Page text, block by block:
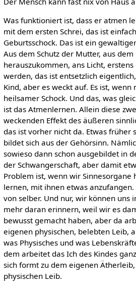
Was funktioniert ist, dass er atmen
mit dem ersten Schrei, das ist
Geburtsschock. Das ist ein
Aus dem Schutz der Mutter, aus
herauszukommen, ans Licht,
werden, das ist entsetzlich
Kind, aber es weckt auf. Es ist, wenn
heilsamer Schock. Und das, was
ist das Atmenlernen. Allein diese
weckenden Effekt des äußeren
das ist vorher nicht da. Etwas früher
bildet sich aus der Gehörsinn.
sowieso dann schon ausgebildet in
der Schwangerschaft, aber damit
Problem ist, wenn wir Sinnesorgane
lernen, mit ihnen etwas
von selber. Und nur, wir können uns
mehr daran erinnern, weil wir es
bewusst gemacht haben, aber da
eigenen physischen, belebten Leib,
was Physisches und was
dem arbeitet das Ich des Kindes
sich formt zu dem eigenen
physischen Leib.